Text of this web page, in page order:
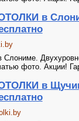
в
Слониме.
фото. Акции!
в